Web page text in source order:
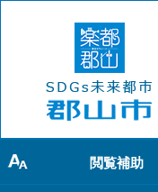
で
す
。
ば
し
て
閲覧補助